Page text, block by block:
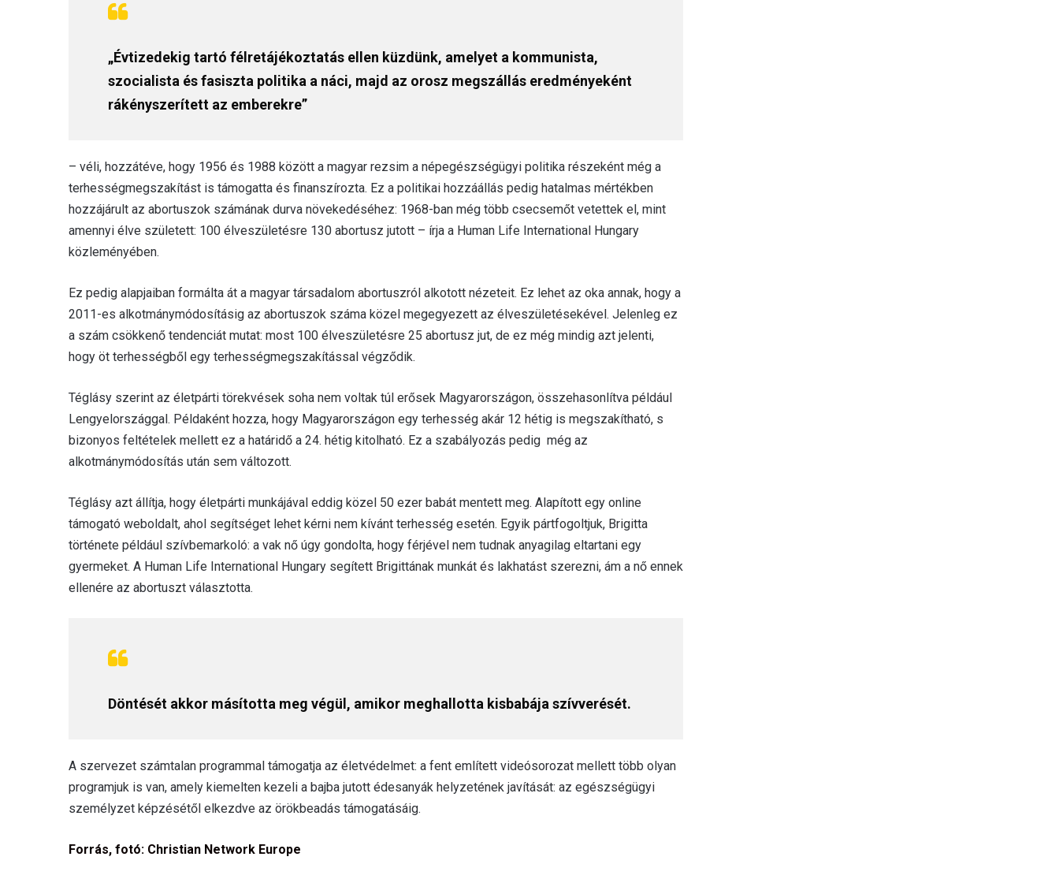
„Évtizedekig tartó félretájékoztatás ellen küzdünk, amelyet a kommunista,
szocialista és fasiszta politika a náci, majd az orosz megszállás eredményeként
rákényszerített az emberekre”
– véli, hozzátéve, hogy 1956 és 1988 között a magyar rezsim a népegészségügyi politika részeként még a
terhességmegszakítást is támogatta és finanszírozta. Ez a politikai hozzáállás pedig hatalmas mértékben
hozzájárult az abortuszok számának durva növekedéséhez: 1968-ban még több csecsemőt vetettek el, mint
amennyi élve született: 100 élveszületésre 130 abortusz jutott – írja a Human Life International Hungary
közleményében.
Ez pedig alapjaiban formálta át a magyar társadalom abortuszról alkotott nézeteit. Ez lehet az oka annak, hogy a
2011-es alkotmánymódosításig az abortuszok száma közel megegyezett az élveszületésekével. Jelenleg ez
a szám csökkenő tendenciát mutat: most 100 élveszületésre 25 abortusz jut, de ez még mindig azt jelenti,
hogy öt terhességből egy terhességmegszakítással végződik.
Téglásy szerint az életpárti törekvések soha nem voltak túl erősek Magyarországon, összehasonlítva például
Lengyelországgal. Példaként hozza, hogy Magyarországon egy terhesség akár 12 hétig is megszakítható, s
bizonyos feltételek mellett ez a határidő a 24. hétig kitolható. Ez a szabályozás pedig még az
alkotmánymódosítás után sem változott.
Téglásy azt állítja, hogy életpárti munkájával eddig közel 50 ezer babát mentett meg. Alapított egy online
támogató weboldalt, ahol segítséget lehet kérni nem kívánt terhesség esetén. Egyik pártfogoltjuk, Brigitta
története például szívbemarkoló: a vak nő úgy gondolta, hogy férjével nem tudnak anyagilag eltartani egy
gyermeket. A Human Life International Hungary segített Brigittának munkát és lakhatást szerezni, ám a nő ennek
ellenére az abortuszt választotta.
Döntését akkor másította meg végül, amikor meghallotta kisbabája szívverését.
A szervezet számtalan programmal támogatja az életvédelmet: a fent említett videósorozat mellett több olyan
programjuk is van, amely kiemelten kezeli a bajba jutott édesanyák helyzetének javítását: az egészségügyi
személyzet képzésétől elkezdve az örökbeadás támogatásáig.
Forrás, fotó: Christian Network Europe